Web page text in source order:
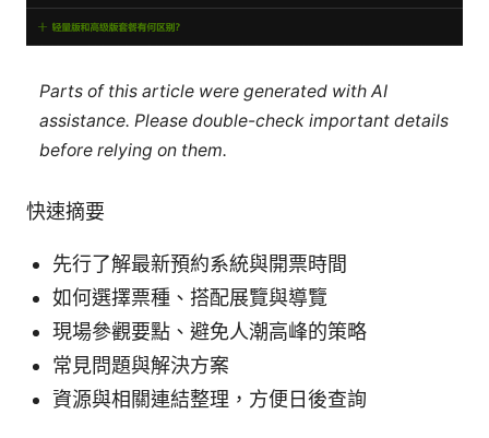
Parts of this article were generated with AI
assistance. Please double-check important details
before relying on them.
快速摘要
先行了解最新預約系統與開票時間
如何選擇票種、搭配展覽與導覽
現場參觀要點、避免人潮高峰的策略
常見問題與解決方案
資源與相關連結整理，方便日後查詢